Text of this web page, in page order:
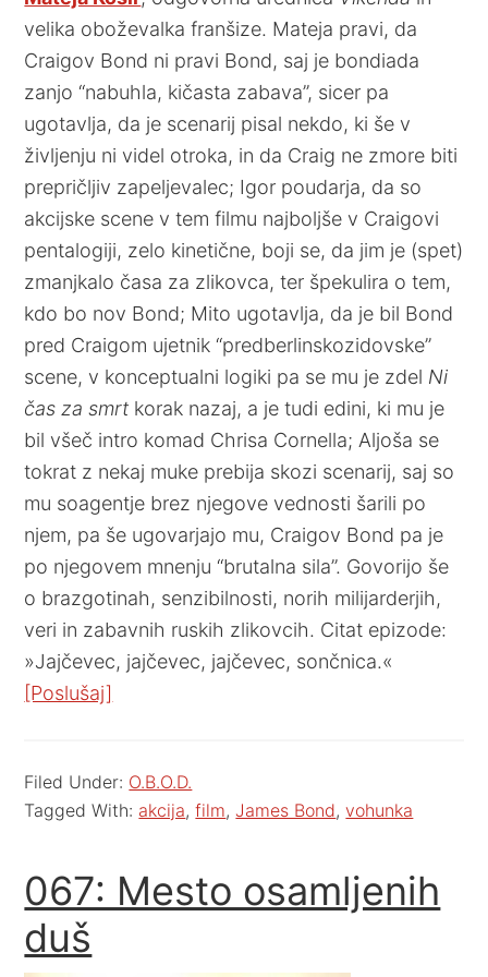
velika oboževalka franšize. Mateja pravi, da
Craigov Bond ni pravi Bond, saj je bondiada
zanjo “nabuhla, kičasta zabava”, sicer pa
ugotavlja, da je scenarij pisal nekdo, ki še v
življenju ni videl otroka, in da Craig ne zmore biti
prepričljiv zapeljevalec; Igor poudarja, da so
akcijske scene v tem filmu najboljše v Craigovi
pentalogiji, zelo kinetične, boji se, da jim je (spet)
zmanjkalo časa za zlikovca, ter špekulira o tem,
kdo bo nov Bond; Mito ugotavlja, da je bil Bond
pred Craigom ujetnik “predberlinskozidovske”
scene, v konceptualni logiki pa se mu je zdel Ni
čas za smrt korak nazaj, a je tudi edini, ki mu je
bil všeč intro komad Chrisa Cornella; Aljoša se
tokrat z nekaj muke prebija skozi scenarij, saj so
mu soagentje brez njegove vednosti šarili po
njem, pa še ugovarjajo mu, Craigov Bond pa je
po njegovem mnenju “brutalna sila”. Govorijo še
o brazgotinah, senzibilnosti, norih milijarderjih,
veri in zabavnih ruskih zlikovcih. Citat epizode:
»Jajčevec, jajčevec, jajčevec, sončnica.«
[Poslušaj]
Filed Under: O.B.O.D.
Tagged With: akcija,film,James Bond,vohunka
067: Mesto osamljenih
duš